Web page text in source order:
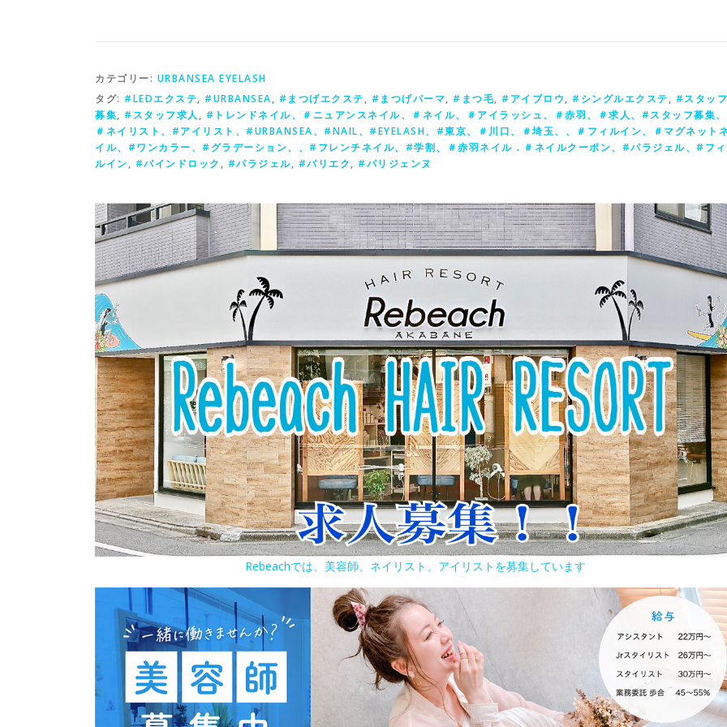
カテゴリー: URBANSEA EYELASH
タグ: #LEDエクステ, #URBANSEA, #まつげエクステ, #まつげパーマ, #まつ毛, #アイブロウ, #シングルエクステ, #スタッフ
募集, #スタッフ求人 , #トレンドネイル、＃ニュアンスネイル、＃ネイル、＃アイラッシュ、＃赤羽、＃求人、#スタッフ募集、
＃ネイリスト、#アイリスト、#URBANSEA、#NAIL、#EYELASH、#東京、＃川口、＃埼玉、、＃フィルイン、＃マグネット
イル、#ワンカラー、#グラデーション、、#フレンチネイル、#学割、＃赤羽ネイル．＃ネイルクーポン、#パラジェル、#フィ
ルイン, #バインドロック , #パラジェル, #パリエク, #パリジェンヌ
Rebeachでは、美容師、ネイリスト、アイリストを募集しています